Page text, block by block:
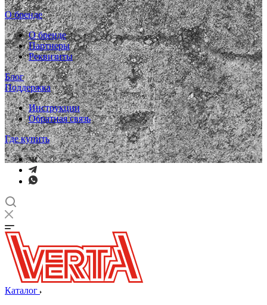
О бренде
О бренде
Партнеры
Реквизиты
Блог
Поддержка
Инструкции
Обратная связь
Где купить
Каталог